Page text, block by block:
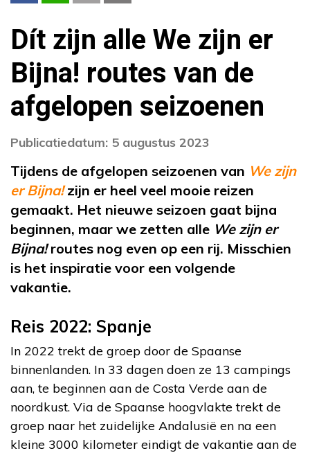
Dít zijn alle We zijn er
Bijna! routes van de
afgelopen seizoenen
Publicatiedatum: 5 augustus 2023
Tijdens de afgelopen seizoenen van We zijn
er Bijna!zijn er heel veel mooie reizen
gemaakt. Het nieuwe seizoen gaat bijna
beginnen, maar we zetten alle We zijn er
Bijna!routes nog even op een rij. Misschien
is het inspiratie voor een volgende
vakantie.
Reis 2022: Spanje
In 2022 trekt de groep door de Spaanse
binnenlanden. In 33 dagen doen ze 13 campings
aan, te beginnen aan de Costa Verde aan de
noordkust. Via de Spaanse hoogvlakte trekt de
groep naar het zuidelijke Andalusië en na een
kleine 3000 kilometer eindigt de vakantie aan de